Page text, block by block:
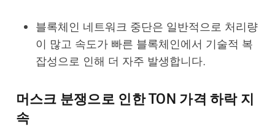
블록체인 네트워크 중단은 일반적으로 처리량
이 많고 속도가 빠른 블록체인에서 기술적 복
잡성으로 인해 더 자주 발생합니다.
머스크 분쟁으로 인한 TON 가격 하락 지
속